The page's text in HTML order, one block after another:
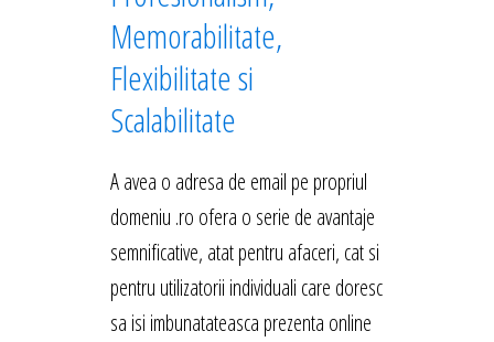
Memorabilitate,
Flexibilitate si
Scalabilitate
A avea o adresa de email pe propriul
domeniu .ro ofera o serie de avantaje
semnificative, atat pentru afaceri, cat si
pentru utilizatorii individuali care doresc
sa isi imbunatateasca prezenta online